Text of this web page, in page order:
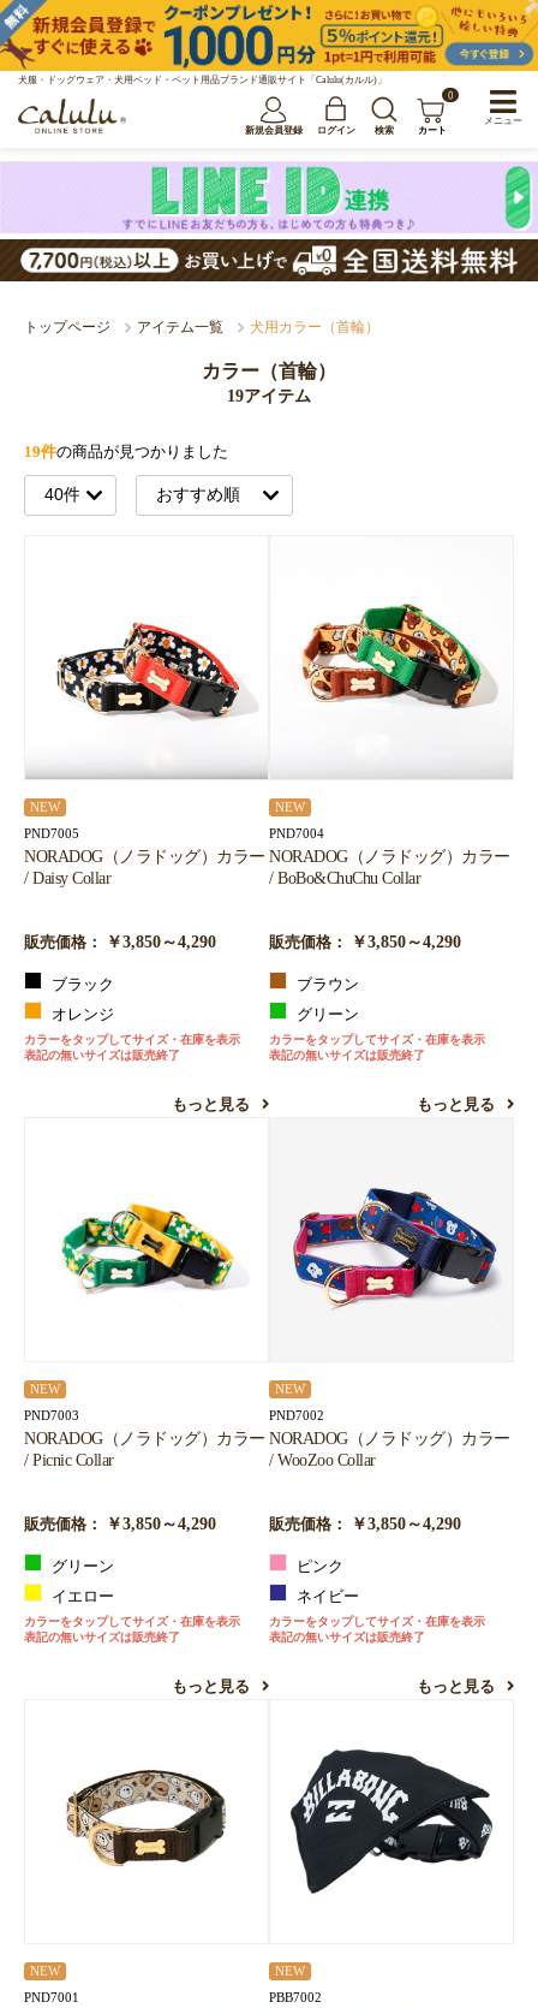
犬服・ドッグウェア・犬用ベッド・ペット用品ブランド通販サイト「Calulu(カルル)」
新規会員登録 ログイン 検索
0
カート
トップページ アイテム一覧 犬用カラー（首輪）
カラー（首輪）
19アイテム
19件の商品が見つかりました
NEW
PND7005
NORADOG（ノラドッグ）カラー
/ Daisy Collar
販売価格： ￥3,850～4,290
ブラック
オレンジ
カラーをタップしてサイズ・在庫を表示
表記の無いサイズは販売終了
もっと見る
NEW
PND7004
NORADOG（ノラドッグ）カラー
/ BoBo&ChuChu Collar
販売価格： ￥3,850～4,290
ブラウン
グリーン
カラーをタップしてサイズ・在庫を表示
表記の無いサイズは販売終了
もっと見る
NEW
PND7003
NORADOG（ノラドッグ）カラー
/ Picnic Collar
販売価格： ￥3,850～4,290
グリーン
イエロー
カラーをタップしてサイズ・在庫を表示
表記の無いサイズは販売終了
もっと見る
NEW
PND7002
NORADOG（ノラドッグ）カラー
/ WooZoo Collar
販売価格： ￥3,850～4,290
ピンク
ネイビー
カラーをタップしてサイズ・在庫を表示
表記の無いサイズは販売終了
もっと見る
NEW
PND7001
NEW
PBB7002
メニュー